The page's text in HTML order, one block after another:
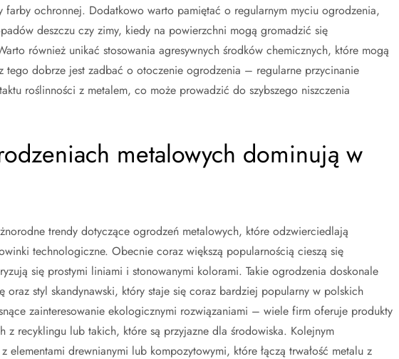
farby ochronnej. Dodatkowo warto pamiętać o regularnym myciu ogrodzenia,
deszczu czy zimy, kiedy na powierzchni mogą gromadzić się
również unikać stosowania agresywnych środków chemicznych, które mogą
tego dobrze jest zadbać o otoczenie ogrodzenia – regularne przycinanie
roślinności z metalem, co może prowadzić do szybszego niszczenia
metalowych dominują w
trendy dotyczące ogrodzeń metalowych, które odzwierciedlają
technologiczne. Obecnie coraz większą popularnością cieszą się
się prostymi liniami i stonowanymi kolorami. Takie ogrodzenia doskonale
oraz styl skandynawski, który staje się coraz bardziej popularny w polskich
zainteresowanie ekologicznymi rozwiązaniami – wiele firm oferuje produkty
z recyklingu lub takich, które są przyjazne dla środowiska. Kolejnym
elementami drewnianymi lub kompozytowymi, które łączą trwałość metalu z